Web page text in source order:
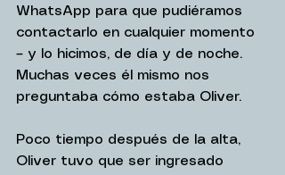
WhatsApp para que pudiéramos
contactarlo en cualquier momento
– y lo hicimos, de día y de noche.
Muchas veces él mismo nos
preguntaba cómo estaba Oliver.
Poco tiempo después de la alta,
Oliver tuvo que ser ingresado